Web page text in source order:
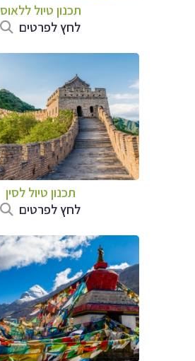
תכנון טיול ללאוס
לחץ לפרטים
תכנון טיול לסין
לחץ לפרטים